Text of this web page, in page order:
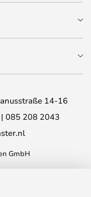
14-16
085 208 2043
GmbH